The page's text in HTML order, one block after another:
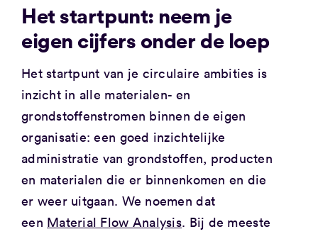
Het startpunt: neem je
eigen cijfers onder de loep
Het startpunt van je circulaire ambities is
inzicht in alle materialen- en
grondstoffenstromen binnen de eigen
organisatie: een goed inzichtelijke
administratie van grondstoffen, producten
en materialen die er binnenkomen en die
er weer uitgaan. We noemen dat
een Material Flow Analysis. Bij de meeste